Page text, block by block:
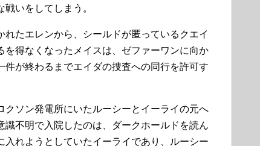
いをしてしまう。
たエレンから、シールドが匿っているクエイ
得なくなったメイスは、ゼファーワンに向か
が終わるまでエイダの捜査への同行を許可す
ソン発電所にいたルーシーとイーライの元へ
不明で入院したのは、ダークホールドを読ん
れようとしていたイーライであり、ルーシー